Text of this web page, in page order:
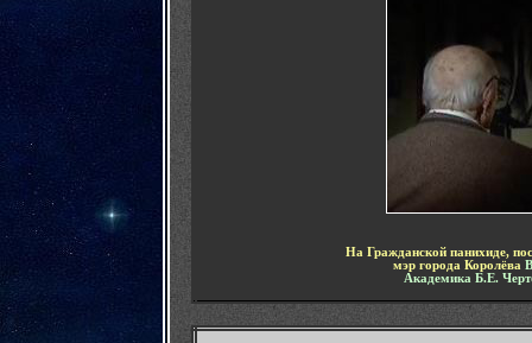
На Гражданской панихиде,
мэр города Королёва
Академика Б.Е.